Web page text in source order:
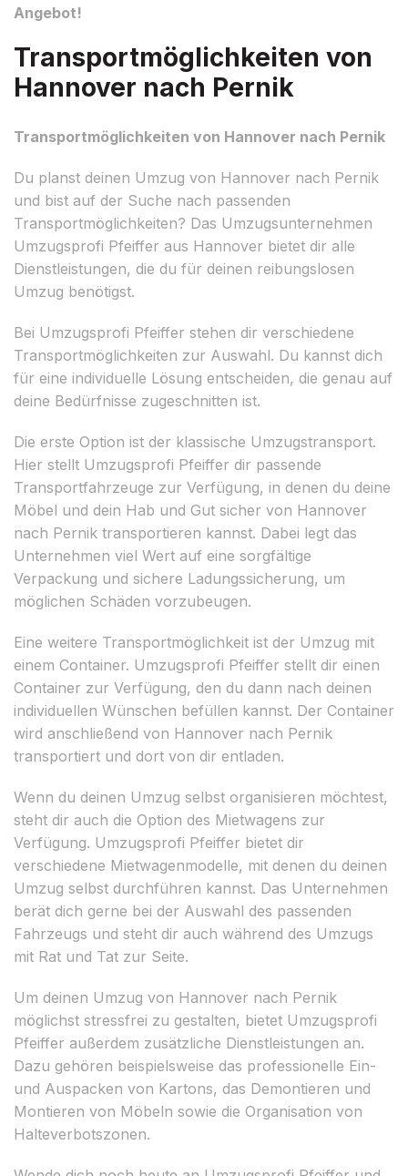
Angebot!
Transportmöglichkeiten von
Hannover nach Pernik
Transportmöglichkeiten von Hannover nach Pernik
Du planst deinen Umzug von Hannover nach Pernik
und bist auf der Suche nach passenden
Transportmöglichkeiten? Das Umzugsunternehmen
Umzugsprofi Pfeiffer aus Hannover bietet dir alle
Dienstleistungen, die du für deinen reibungslosen
Umzug benötigst.
Bei Umzugsprofi Pfeiffer stehen dir verschiedene
Transportmöglichkeiten zur Auswahl. Du kannst dich
für eine individuelle Lösung entscheiden, die genau auf
deine Bedürfnisse zugeschnitten ist.
Die erste Option ist der klassische Umzugstransport.
Hier stellt Umzugsprofi Pfeiffer dir passende
Transportfahrzeuge zur Verfügung, in denen du deine
Möbel und dein Hab und Gut sicher von Hannover
nach Pernik transportieren kannst. Dabei legt das
Unternehmen viel Wert auf eine sorgfältige
Verpackung und sichere Ladungssicherung, um
möglichen Schäden vorzubeugen.
Eine weitere Transportmöglichkeit ist der Umzug mit
einem Container. Umzugsprofi Pfeiffer stellt dir einen
Container zur Verfügung, den du dann nach deinen
individuellen Wünschen befüllen kannst. Der Container
wird anschließend von Hannover nach Pernik
transportiert und dort von dir entladen.
Wenn du deinen Umzug selbst organisieren möchtest,
steht dir auch die Option des Mietwagens zur
Verfügung. Umzugsprofi Pfeiffer bietet dir
verschiedene Mietwagenmodelle, mit denen du deinen
Umzug selbst durchführen kannst. Das Unternehmen
berät dich gerne bei der Auswahl des passenden
Fahrzeugs und steht dir auch während des Umzugs
mit Rat und Tat zur Seite.
Um deinen Umzug von Hannover nach Pernik
möglichst stressfrei zu gestalten, bietet Umzugsprofi
Pfeiffer außerdem zusätzliche Dienstleistungen an.
Dazu gehören beispielsweise das professionelle Ein-
und Auspacken von Kartons, das Demontieren und
Montieren von Möbeln sowie die Organisation von
Halteverbotszonen.